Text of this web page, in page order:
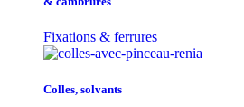
Fixations & ferrures
Colles, solvants